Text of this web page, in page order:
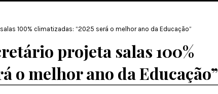
100% climatizadas: “2025 será o melhor ano da Educação”
projeta salas 100%
o melhor ano da Educação”